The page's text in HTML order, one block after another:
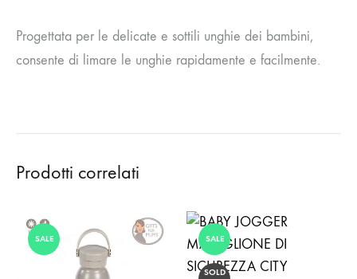
Progettata per le delicate e sottili unghie dei bambini,
consente di limare le unghie rapidamente e facilmente.
Prodotti correlati
SALE SALE
SOLD